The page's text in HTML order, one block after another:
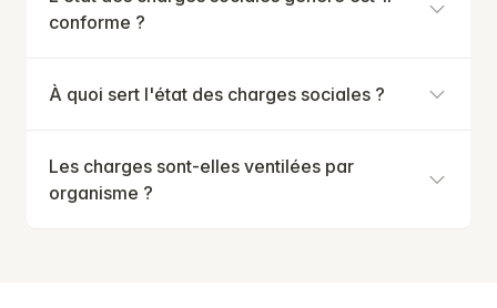
conforme ?
À quoi sert l'état des charges sociales ?
Les charges sont-elles ventilées par
organisme ?